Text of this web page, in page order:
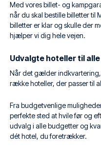
Med vores billet- og
når du skal bestille billetter til
billetter er klar og skulle der
hjælper vi dig hele vejen.
Udvalgte hoteller til
Når det gælder
række hoteller, der passer til
Fra budgetvenlige
perfekte sted at hvile før og
udvalg i alle budgetter og
dét hotel, du foretrækker.